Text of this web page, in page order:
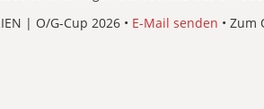
| O/G-Cup 2026 • E-Mail senden • Zum